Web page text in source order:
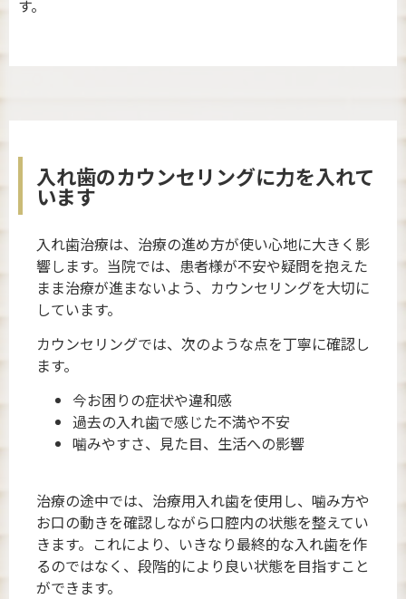
す。
入れ歯のカウンセリングに力を入れて
います
入れ歯治療は、治療の進め方が使い心地に大きく影
響します。当院では、患者様が不安や疑問を抱えた
まま治療が進まないよう、カウンセリングを大切に
しています。
カウンセリングでは、次のような点を丁寧に確認し
ます。
今お困りの症状や違和感
過去の入れ歯で感じた不満や不安
噛みやすさ、見た目、生活への影響
治療の途中では、治療用入れ歯を使用し、噛み方や
お口の動きを確認しながら口腔内の状態を整えてい
きます。これにより、いきなり最終的な入れ歯を作
るのではなく、段階的により良い状態を目指すこと
ができます。